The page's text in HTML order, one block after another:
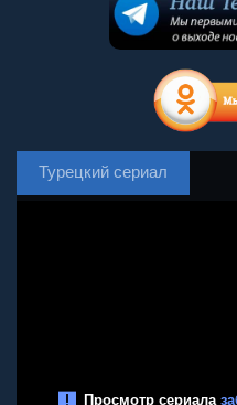
Турецкий сериал